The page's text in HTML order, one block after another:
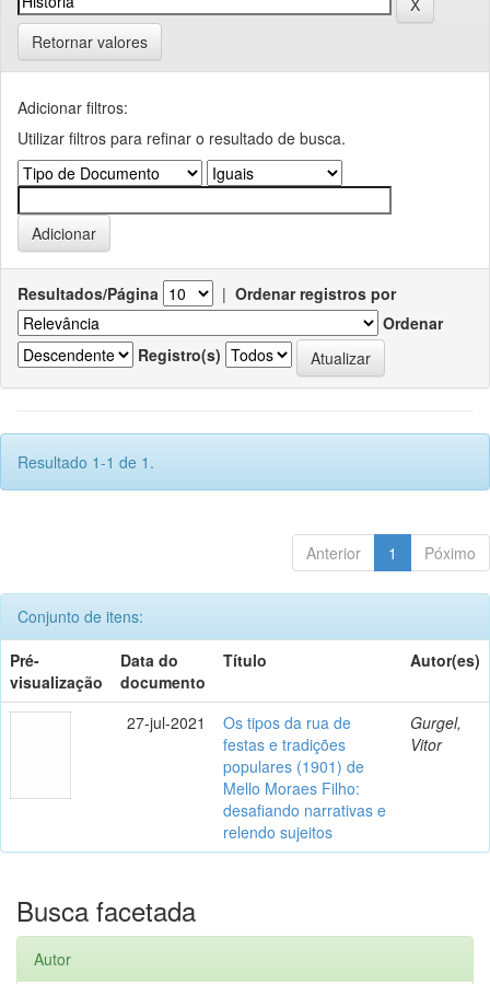
Retornar valores
Adicionar filtros:
Utilizar filtros para refinar o resultado de busca.
Resultados/Página | Ordenar registros por
Ordenar
Registro(s)
Resultado 1-1 de 1.
Anterior 1 Póximo
Conjunto de itens:
Pré-
visualização
Data do
documento
Título Autor(es)
27-jul-2021
Os tipos da rua de
festas e tradições
populares (1901) de
Mello Moraes Filho:
desafiando narrativas e
relendo sujeitos
Gurgel,
Vitor
Busca facetada
Autor